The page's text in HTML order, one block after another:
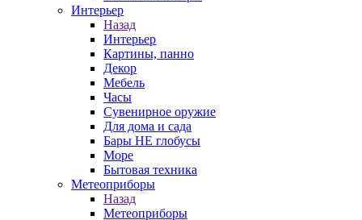
Интерьер
Назад
Интерьер
Картины, панно
Декор
Мебель
Часы
Сувенирное оружие
Для дома и сада
Бары НЕ глобусы
Море
Бытовая техника
Метеоприборы
Назад
Метеоприборы